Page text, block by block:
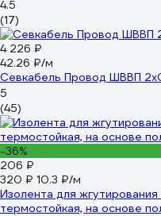
4.5
(17)
4 226 ₽
42.26 ₽/м
Севкабель Провод ШВВП
5
(45)
-36%
206 ₽
320 ₽ 10.3 ₽/м
Изолента для
термостойкая, на основе